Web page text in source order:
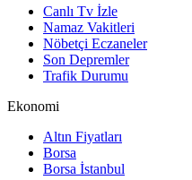
Canlı Tv İzle
Namaz Vakitleri
Nöbetçi Eczaneler
Son Depremler
Trafik Durumu
Ekonomi
Altın Fiyatları
Borsa
Borsa İstanbul